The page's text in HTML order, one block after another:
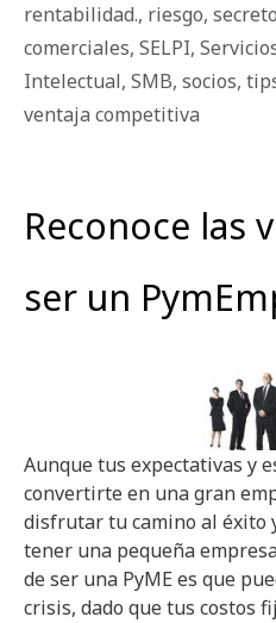
rentabilidad., riesgo,
comerciales, SELPI,
Intelectual, SMB, socios,
ventaja competitiva
Reconoce las
ser un
Aunque tus expectativas y
convertirte en una gran
disfrutar tu camino al éxito
tener una pequeña
de ser una PyME es que
crisis, dado que tus costos